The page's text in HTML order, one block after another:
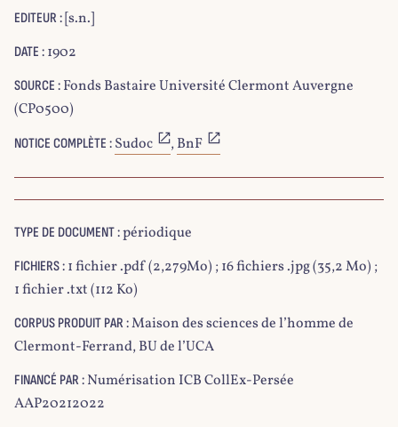
EDITEUR :[s.n.]
DATE : 1902
SOURCE : Fonds Bastaire Université Clermont Auvergne
(CP0500)
NOTICE COMPLÈTE : Sudoc ,BnF
TYPE DE DOCUMENT :périodique
FICHIERS : 1 fichier .pdf (2,279Mo) ; 16 fichiers .jpg (35,2 Mo) ;
1 fichier .txt (112 Ko)
CORPUS PRODUIT PAR :Maison des sciences de l’homme de
Clermont-Ferrand, BU de l’UCA
FINANCÉ PAR : Numérisation ICB CollEx-Persée
AAP20212022